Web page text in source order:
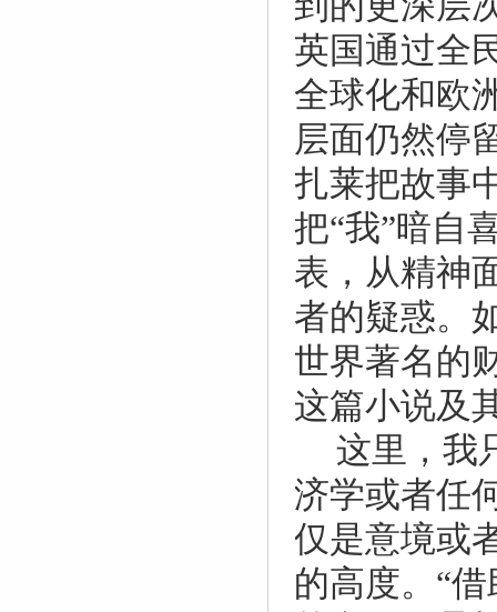
英国通过全
全球化和欧
层面仍然停
扎莱把故事
把“我”暗自
表，从精神
者的疑惑。
世界著名的
这篇小说及
这里，我
济学或者任
仅是意境或
的高度。“